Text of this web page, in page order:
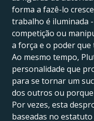
forma a fazê-lo
trabalho é iluminada
competição ou
a força e o poder que
Ao mesmo tempo,
personalidade que
para se tornar um
dos outros ou porque
Por vezes, esta
baseadas no estatuto